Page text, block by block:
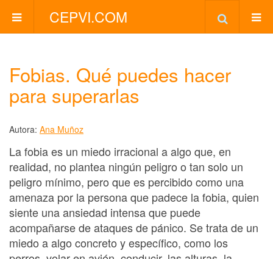
CEPVI.COM
Fobias. Qué puedes hacer
para superarlas
Autora: Ana Muñoz
La fobia es un miedo irracional a algo que, en
realidad, no plantea ningún peligro o tan solo un
peligro mínimo, pero que es percibido como una
amenaza por la persona que padece la fobia, quien
siente una ansiedad intensa que puede
acompañarse de ataques de pánico. Se trata de un
miedo a algo concreto y específico, como los